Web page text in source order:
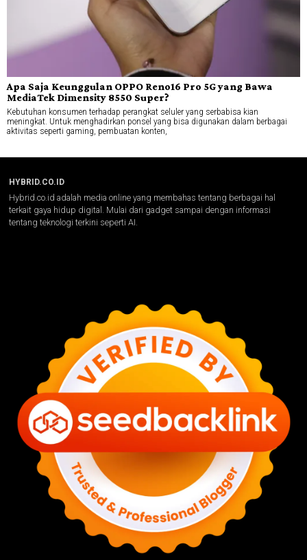
Apa Saja Keunggulan OPPO Reno16 Pro 5G yang Bawa
MediaTek Dimensity 8550 Super?
Kebutuhan konsumen terhadap perangkat seluler yang serbabisa kian
meningkat. Untuk menghadirkan ponsel yang bisa digunakan dalam berbagai
aktivitas seperti gaming, pembuatan konten,
HYBRID.CO.ID
Hybrid.co.id adalah media online yang membahas tentang berbagai hal
terkait gaya hidup digital. Mulai dari gadget sampai dengan informasi
tentang teknologi terkini seperti AI.